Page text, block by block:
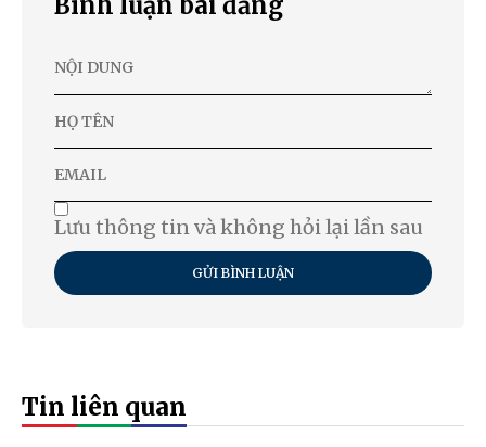
Lưu thông tin và không hỏi lại lần sau
GỬI BÌNH LUẬN
Tin liên quan